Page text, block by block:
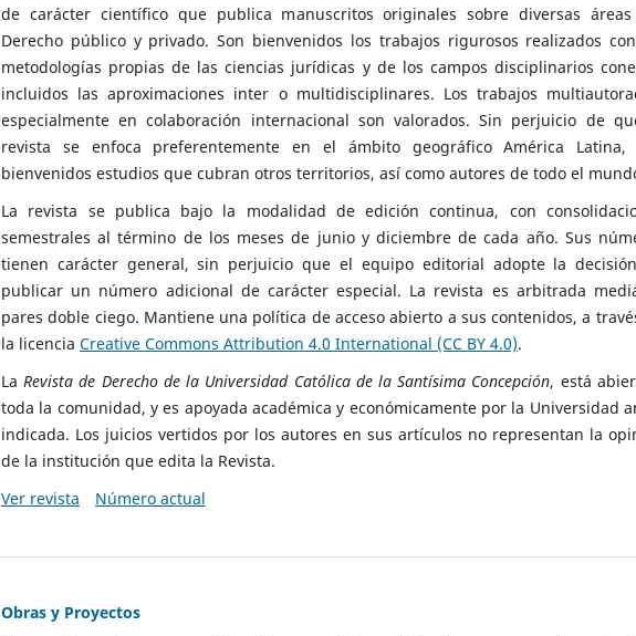
de carácter científico que publica manuscritos originales sobre diversas
Derecho público y privado. Son bienvenidos los trabajos rigurosos realizados
metodologías propias de las ciencias jurídicas y de los campos disciplinarios
incluidos las aproximaciones inter o multidisciplinares. Los trabajos
especialmente en colaboración internacional son valorados. Sin perjuicio de
revista se enfoca preferentemente en el ámbito geográfico América Latina,
bienvenidos estudios que cubran otros territorios, así como autores de todo el
La revista se publica bajo la modalidad de edición continua, con
semestrales al término de los meses de junio y diciembre de cada año. Sus
tienen carácter general, sin perjuicio que el equipo editorial adopte la
publicar un número adicional de carácter especial. La revista es arbitrada
pares doble ciego. Mantiene una política de acceso abierto a sus contenidos, a
la licencia Creative Commons Attribution 4.0 International (CC BY 4.0).
LaRevista de Derecho de la Universidad Católica de la Santísima Concepción, está
toda la comunidad, y es apoyada académica y económicamente por la Universidad
indicada. Los juicios vertidos por los autores en sus artículos no representan la
de la institución que edita la Revista.
Ver revista
Número actual
Obras y Proyectos